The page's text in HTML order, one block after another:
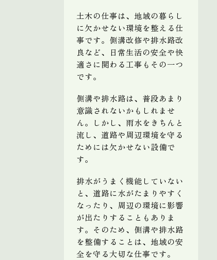
土木の仕事は、地域の暮らし
に欠かせない環境を整える仕
事です。側溝改修や排水路改
良など、日常生活の安全や快
適さに関わる工事もその一つ
です。
側溝や排水路は、普段あまり
意識されないかもしれませ
ん。しかし、雨水をきちんと
流し、道路や周辺環境を守る
ためには欠かせない設備で
す。
排水がうまく機能していない
と、道路に水がたまりやすく
なったり、周辺の環境に影響
が出たりすることもありま
す。そのため、側溝や排水路
を整備することは、地域の安
全を守る大切な仕事です。